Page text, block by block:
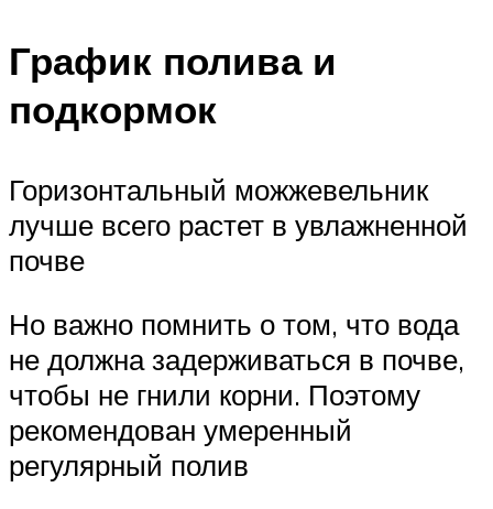
График полива и
подкормок
Горизонтальный можжевельник
лучше всего растет в увлажненной
почве
Но важно помнить о том, что вода
не должна задерживаться в почве,
чтобы не гнили корни. Поэтому
рекомендован умеренный
регулярный полив